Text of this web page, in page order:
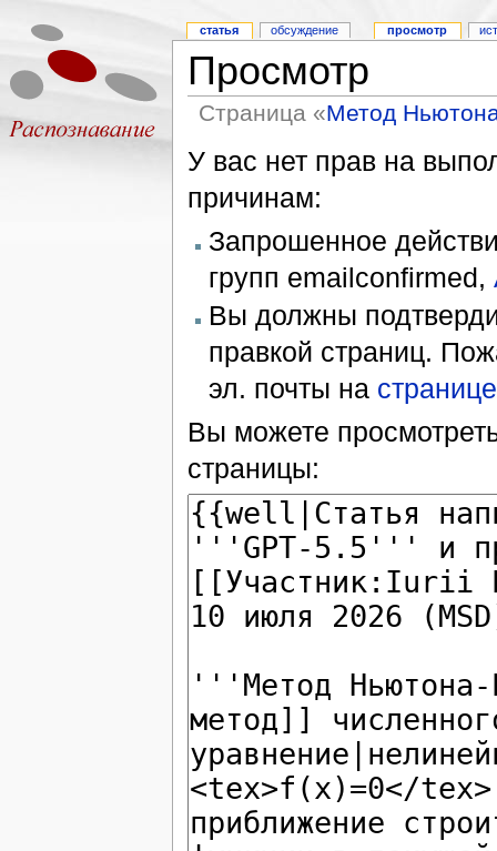
Просмотр
Страница «Метод
У вас нет прав на
причинам:
Запрошенное
групп emailconfirmed,
Вы должны
правкой страниц.
эл. почты на
Вы можете
страницы:
статья обсуждение просмотр